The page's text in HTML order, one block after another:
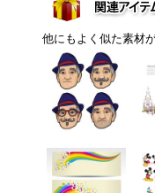
他にもよく似た素材